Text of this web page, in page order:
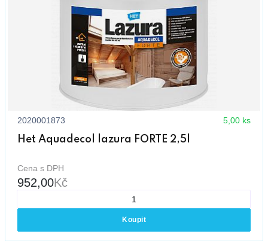
2020001873 5,00 ks
Het Aquadecol lazura FORTE 2,5l
Cena s DPH
952,00Kč
Koupit